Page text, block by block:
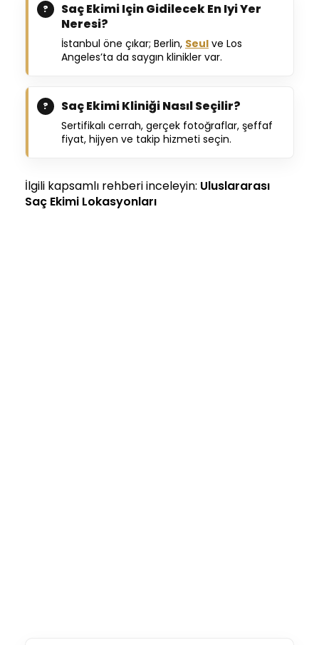
Saç Ekimi Için Gidilecek En Iyi Yer
Neresi?
İstanbul öne çıkar; Berlin, Seul ve Los
Angeles’ta da saygın klinikler var.
Saç Ekimi Kliniği Nasıl Seçilir?
Sertifikalı cerrah, gerçek fotoğraflar, şeffaf
fiyat, hijyen ve takip hizmeti seçin.
İlgili kapsamlı rehberi inceleyin: Uluslararası
Saç Ekimi Lokasyonları